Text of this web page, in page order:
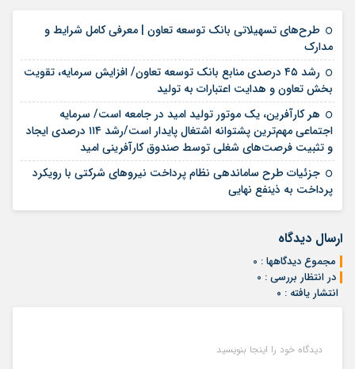
طرح‌های تسهیلاتی بانک توسعه تعاون | معرفی کامل شرایط و
مدارک
رشد ۴۵ درصدی منابع بانک توسعه تعاون/ افزایش سرمایه، تقویت
بخش تعاون و هدایت اعتبارات به تولید
هر کارآفرین، یک موتور تولید امید در جامعه است/ سرمایه
اجتماعی مهم‌ترین پشتوانه اشتغال پایدار است/رشد ۱۱۴ درصدی ایجاد
و تثبیت فرصت‌های شغلی توسط صندوق کارآفرینی امید
جزئیات طرح ساماندهی نظام پرداخت نیروهای شرکتی با رویکرد
پرداخت به ذینفع نهایی
ارسال دیدگاه
مجموع دیدگاهها : 0
در انتظار بررسی : 0
انتشار یافته : ۰
دیدگاه خود را اینجا بنویسید